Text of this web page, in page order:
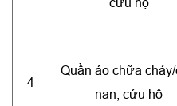
4
Quần áo chữa
nạn, cứu hộ